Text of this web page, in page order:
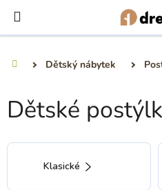
obsah
Dětský nábytek
Dětské
Klasické